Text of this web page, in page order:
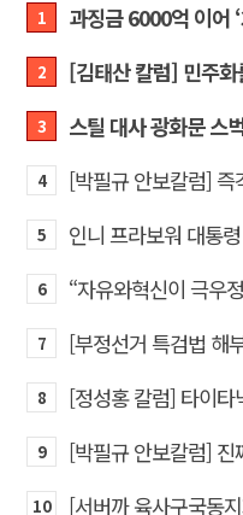
1
2
3 스틸 대사 광화문 스
4
5 인니 프라보워 대통
6
7
8 [정성홍 칼럼] 타이타
9
10